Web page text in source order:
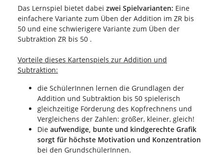
Das Lernspiel bietet dabei zwei Spielvarianten: Eine
einfachere Variante zum Üben der Addition im ZR bis
50 und eine schwierigere Variante zum Üben der
Subtraktion ZR bis 50 .
Vorteile dieses Kartenspiels zur Addition und
Subtraktion:
die SchülerInnen lernen die Grundlagen der
Addition und Subtraktion bis 50 spielerisch
gleichzeitige Förderung des Kopfrechnens und
Vergleichens der Zahlen: größer, kleiner, gleich!
Die aufwendige, bunte und kindgerechte Grafik
sorgt für höchste Motivation und Konzentration
bei den GrundschülerInnen.